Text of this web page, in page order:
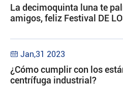
La decimoquinta luna te
amigos, feliz Festival DE
 Jan,31 2023
¿Cómo cumplir con los
centrífuga industrial?